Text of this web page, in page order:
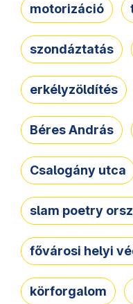
motorizáció
szondáztatás
erkélyzöldítés
Béres András
Csalogány utca
slam poetry
fővárosi helyi
körforgalom